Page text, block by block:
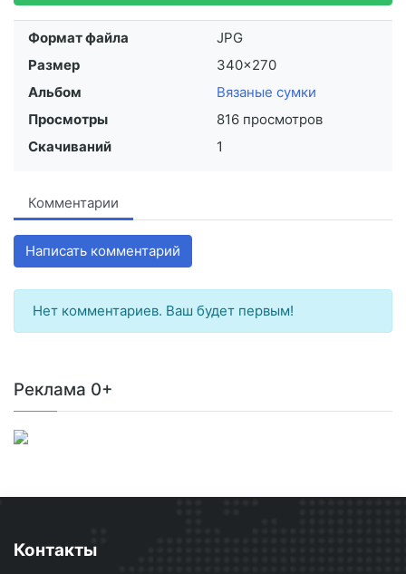
Формат файла
JPG
Размер
340×270
Альбом
Вязаные сумки
Просмотры
816 просмотров
Скачиваний
1
Комментарии
Написать комментарий
Нет комментариев. Ваш будет первым!
Реклама 0+
Контакты